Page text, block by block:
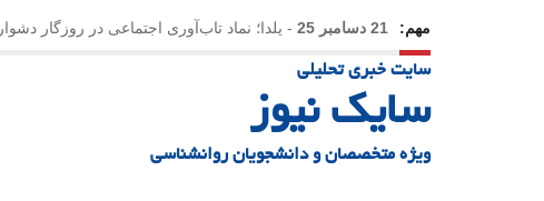
مهم: 21 دسامبر 25 - یلدا؛ نماد تاب‌آوری اجتماعی در روزگار دشوار
سایت خبری تحلیلی
سایک نیوز
ویژه متخصصان و دانشجویان روانشناسی